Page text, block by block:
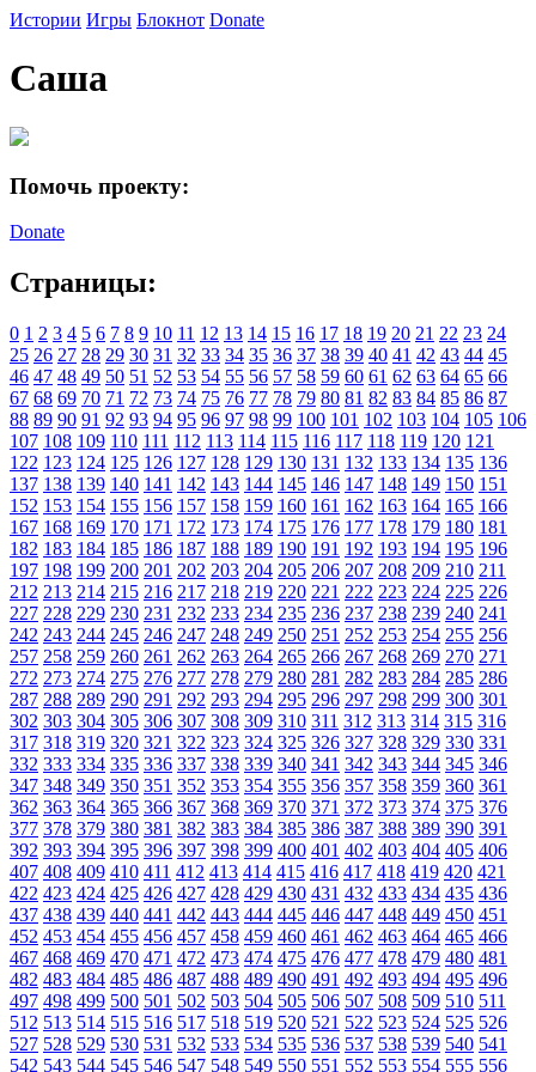
Истории Игры Блокнот Donate
Саша
Помочь проекту:
Donate
Страницы:
0 1 2 3 4 5 6 7 8 9 10 11 12 13 14 15 16 17 18 19 20 21 22 23 24
25 26 27 28 29 30 31 32 33 34 35 36 37 38 39 40 41 42 43 44 45
46 47 48 49 50 51 52 53 54 55 56 57 58 59 60 61 62 63 64 65 66
67 68 69 70 71 72 73 74 75 76 77 78 79 80 81 82 83 84 85 86 87
88 89 90 91 92 93 94 95 96 97 98 99 100 101 102 103 104 105 106
107 108 109 110 111 112 113 114 115 116 117 118 119 120 121
122 123 124 125 126 127 128 129 130 131 132 133 134 135 136
137 138 139 140 141 142 143 144 145 146 147 148 149 150 151
152 153 154 155 156 157 158 159 160 161 162 163 164 165 166
167 168 169 170 171 172 173 174 175 176 177 178 179 180 181
182 183 184 185 186 187 188 189 190 191 192 193 194 195 196
197 198 199 200 201 202 203 204 205 206 207 208 209 210 211
212 213 214 215 216 217 218 219 220 221 222 223 224 225 226
227 228 229 230 231 232 233 234 235 236 237 238 239 240 241
242 243 244 245 246 247 248 249 250 251 252 253 254 255 256
257 258 259 260 261 262 263 264 265 266 267 268 269 270 271
272 273 274 275 276 277 278 279 280 281 282 283 284 285 286
287 288 289 290 291 292 293 294 295 296 297 298 299 300 301
302 303 304 305 306 307 308 309 310 311 312 313 314 315 316
317 318 319 320 321 322 323 324 325 326 327 328 329 330 331
332 333 334 335 336 337 338 339 340 341 342 343 344 345 346
347 348 349 350 351 352 353 354 355 356 357 358 359 360 361
362 363 364 365 366 367 368 369 370 371 372 373 374 375 376
377 378 379 380 381 382 383 384 385 386 387 388 389 390 391
392 393 394 395 396 397 398 399 400 401 402 403 404 405 406
407 408 409 410 411 412 413 414 415 416 417 418 419 420 421
422 423 424 425 426 427 428 429 430 431 432 433 434 435 436
437 438 439 440 441 442 443 444 445 446 447 448 449 450 451
452 453 454 455 456 457 458 459 460 461 462 463 464 465 466
467 468 469 470 471 472 473 474 475 476 477 478 479 480 481
482 483 484 485 486 487 488 489 490 491 492 493 494 495 496
497 498 499 500 501 502 503 504 505 506 507 508 509 510 511
512 513 514 515 516 517 518 519 520 521 522 523 524 525 526
527 528 529 530 531 532 533 534 535 536 537 538 539 540 541
542 543 544 545 546 547 548 549 550 551 552 553 554 555 556